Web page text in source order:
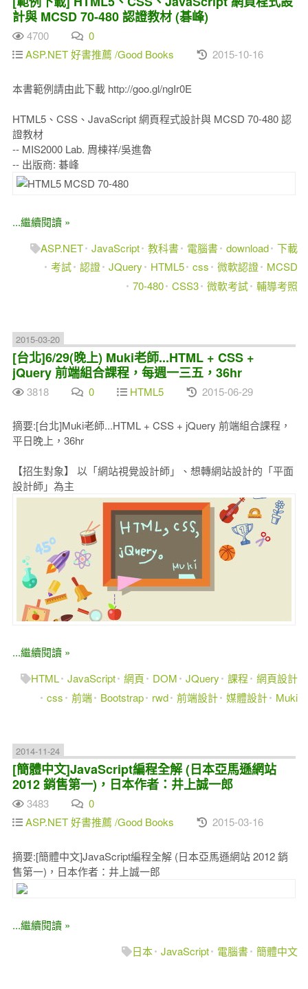
計與 MCSD 70-480 認證教材 (碁峰)
4700
0
ASP.NET 好書推薦 /Good Books
2015-10-16
本書範例請由此下載 http://goo.gl/ngIr0E
HTML5、CSS、JavaScript 網頁程式設計與 MCSD 70-480 認
證教材
-- MIS2000 Lab. 周棟祥/吳進魯
-- 出版商: 碁峰
...繼續閱讀 »
ASP.NET JavaScript 教科書 電腦書 download 下載
考試 認證 JQuery HTML5 css 微軟認證
MCSD
70-480 CSS3 微軟考試 輔導考照
2015-03-20
[台北]6/29(晚上) Muki老師...HTML + CSS +
jQuery 前端組合課程，每週一三五，36hr
3818 0 HTML5 2015-06-29
摘要:[台北]Muki老師...HTML + CSS + jQuery 前端組合課程，
平日晚上，36hr
【招生對象】 以「網站視覺設計師」、想轉網站設計的「平面
設計師」為主
...繼續閱讀 »
HTML JavaScript 網頁 DOM JQuery 課程
網頁設計
css
前端 Bootstrap rwd 前端設計 媒體設計 Muki
2014-11-24
[簡體中文]JavaScript編程全解 (日本亞馬遜網站
2012 銷售第一)，日本作者：井上誠一郎
3483
0
ASP.NET 好書推薦 /Good Books
2015-03-16
摘要:[簡體中文]JavaScript編程全解 (日本亞馬遜網站 2012 銷
售第一)，日本作者：井上誠一郎
...繼續閱讀 »
日本 JavaScript 電腦書 簡體中文